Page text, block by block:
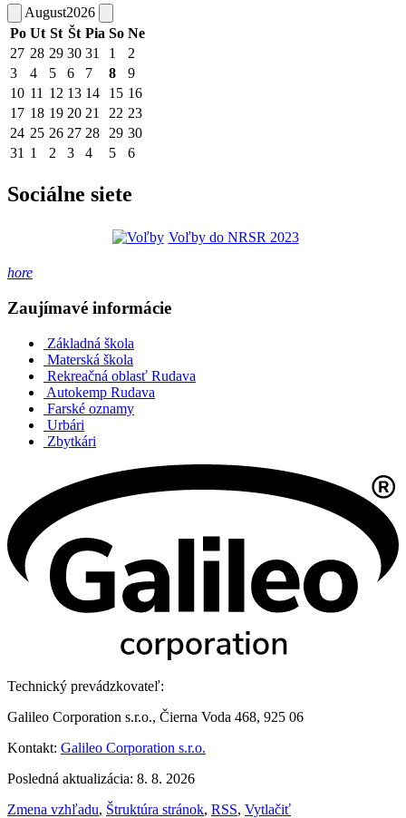
August2026
Po Ut St Št Pia So Ne
27 28 29 30 31 1
2
3
4 5 6 7 8
9
10 11 12 13 14 15 16
17 18 19 20 21 22 23
24 25 26 27 28 29 30
31 1 2 3 4 5 6
Sociálne siete
Voľby do NRSR 2023
hore
Zaujímavé informácie
Základná škola
Materská škola
Rekreačná oblasť Rudava
Autokemp Rudava
Farské oznamy
Urbári
Zbytkári
Technický prevádzkovateľ:
Galileo Corporation s.r.o., Čierna Voda 468, 925 06
Kontakt: Galileo Corporation s.r.o.
Posledná aktualizácia: 8. 8. 2026
Zmena vzhľadu, Štruktúra stránok, RSS, Vytlačiť